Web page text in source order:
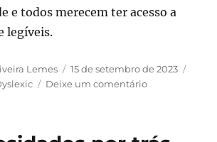
e todos merecem ter acesso a
legíveis.
Lemes
Publicado
em
15 de setembro de 2023
Deixe um comentárioem